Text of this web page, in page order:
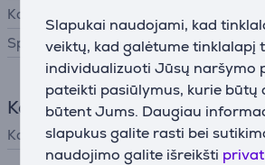
Slapukai naudojami, kad
veiktų, kad galėtume tinklalapį
individualizuoti Jūsų naršymo
pateikti pasiūlymus, kurie būtų
būtent Jums. Daugiau
slapukus galite rasti bei
naudojimo galite išreikšti
Korpuso medžiaga
Spalva
Komplektacija
Komplekte yra